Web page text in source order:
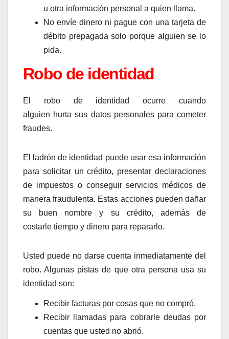
u otra información personal a quien llama.
No envíe dinero ni pague con una tarjeta de
débito prepagada solo porque alguien se lo
pida.
Robo de identidad
El robo de identidad ocurre cuando
alguien hurta sus datos personales para cometer
fraudes.
El ladrón de identidad puede usar esa información
para solicitar un crédito, presentar declaraciones
de impuestos o conseguir servicios médicos de
manera fraudulenta. Estas acciones pueden dañar
su buen nombre y su crédito, además de
costarle tiempo y dinero para repararlo.
Usted puede no darse cuenta inmediatamente del
robo. Algunas pistas de que otra persona usa su
identidad son:
Recibir facturas por cosas que no compró.
Recibir llamadas para cobrarle deudas por
cuentas que usted no abrió.